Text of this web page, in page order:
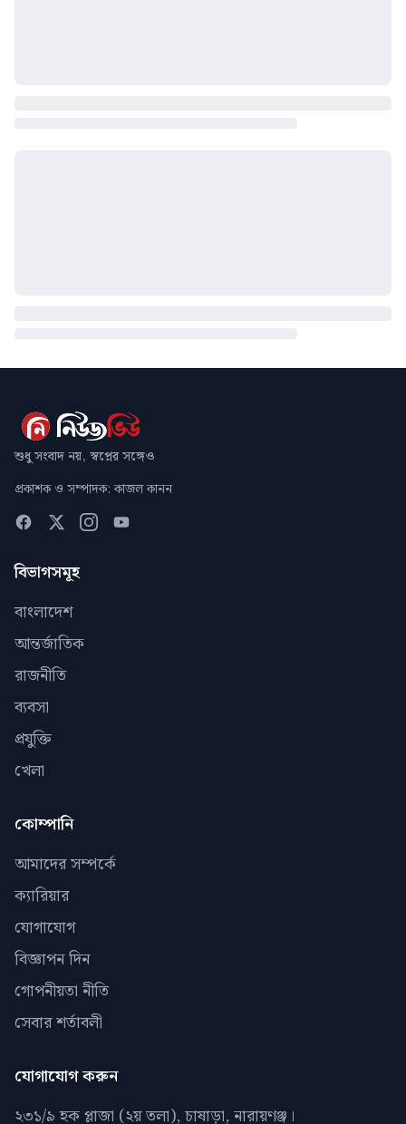
শুধু সংবাদ নয়, স্বপ্নের সঙ্গেও
প্রকাশক ও সম্পাদক: কাজল কানন
বিভাগসমূহ
বাংলাদেশ
আন্তর্জাতিক
রাজনীতি
ব্যবসা
প্রযুক্তি
খেলা
কোম্পানি
আমাদের সম্পর্কে
ক্যারিয়ার
যোগাযোগ
বিজ্ঞাপন দিন
গোপনীয়তা নীতি
সেবার শর্তাবলী
যোগাযোগ করুন
২৩১/৯ হক প্লাজা (২য় তলা), চাষাড়া, নারায়ণঞ্জ।